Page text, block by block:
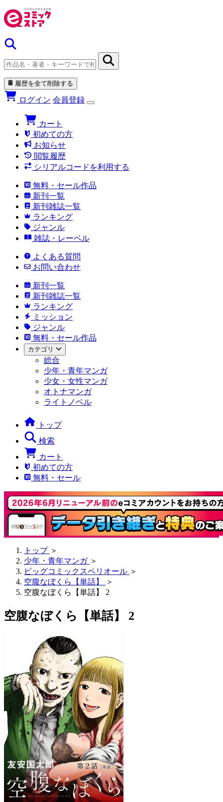
履歴を全て削除する
ログイン 会員登録
カート
初めての方
お知らせ
閲覧履歴
シリアルコードを利用する
無料・セール作品
新刊一覧
新刊雑誌一覧
ランキング
ジャンル
雑誌・レーベル
よくある質問
お問い合わせ
新刊一覧
新刊雑誌一覧
ランキング
ミッション
ジャンル
無料・セール作品
カテゴリ
総合
少年・青年マンガ
少女・女性マンガ
オトナマンガ
ライトノベル
トップ
検索
カート
初めての方
無料・セール
トップ ＞
少年・青年マンガ ＞
ビッグコミックスペリオール ＞
空腹なぼくら【単話】
＞
空腹なぼくら【単話】 2
空腹なぼくら【単話】 2